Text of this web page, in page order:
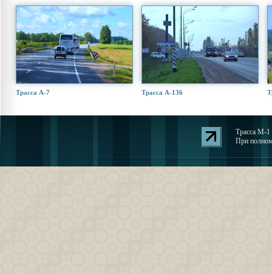
Трасса А-7 Трасса А-136
Трасса М-1
При полном